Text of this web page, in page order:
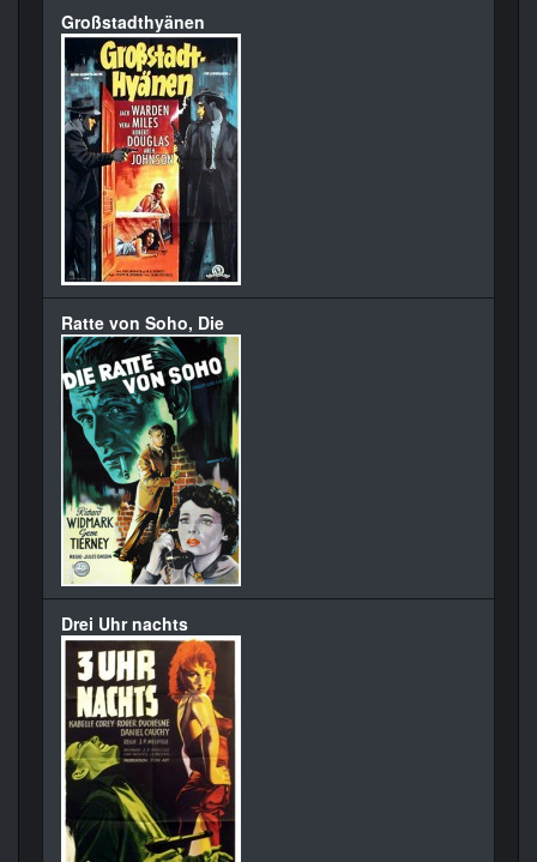
Großstadthyänen
Ratte von Soho, Die
Drei Uhr nachts